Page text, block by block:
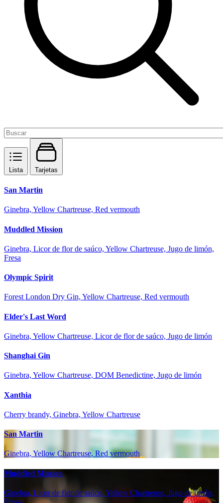
Lista Tarjetas
San Martin
Ginebra, Yellow Chartreuse, Red vermouth
Muddled Mission
Ginebra, Licor de flor de saúco, Yellow Chartreuse, Jugo de limón,
Fresa
Olympic Spirit
Forest London Dry Gin, Yellow Chartreuse, Red vermouth
Elder's Last Word
Ginebra, Yellow Chartreuse, Licor de flor de saúco, Jugo de limón
Shanghai Gin
Ginebra, Yellow Chartreuse, DOM Benedictine, Jugo de limón
Xanthia
Cherry brandy, Ginebra, Yellow Chartreuse
San Martin
Ginebra, Yellow Chartreuse, Red vermouth
Muddled Mission
Ginebra, Licor de flor de saúco, Yellow Chartreuse, Jugo de limón,